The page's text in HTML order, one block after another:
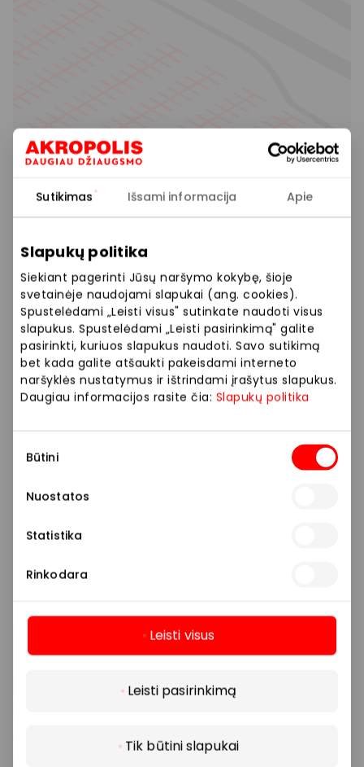
Sutikimas Išsami informacija Apie
Slapukų politika
Siekiant pagerinti Jūsų naršymo kokybę, šioje
svetainėje naudojami slapukai (ang. cookies).
Spustelėdami „Leisti visus" sutinkate naudoti visus
slapukus. Spustelėdami „Leisti pasirinkimą" galite
pasirinkti, kuriuos slapukus naudoti. Savo sutikimą
bet kada galite atšaukti pakeisdami interneto
naršyklės nustatymus ir ištrindami įrašytus slapukus.
Daugiau informacijos rasite čia: Slapukų politika
pasirinkimas
Būtini
Nuostatos
Statistika
Rinkodara
Leisti visus
Leisti pasirinkimą
Tik būtini slapukai
Daugiau